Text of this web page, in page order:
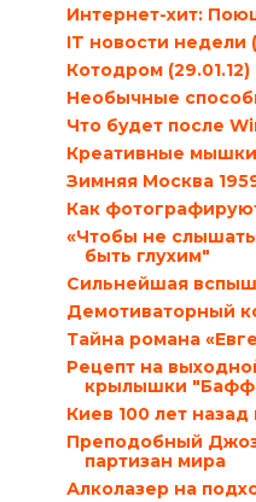
Интернет-хит:
IT новости недели
Котодром (29.01.12)
Необычные
Что будет после
Креативные мышки
Зимняя Москва
Как
«Чтобы не
быть глухим"
Сильнейшая
Демотиваторный
Тайна романа
Рецепт на
крылышки
Киев 100 лет
Преподобный
партизан мира
Алколазер на